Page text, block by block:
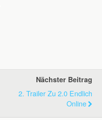
Nächster Beitrag
2. Trailer Zu 2.0 Endlich
Online